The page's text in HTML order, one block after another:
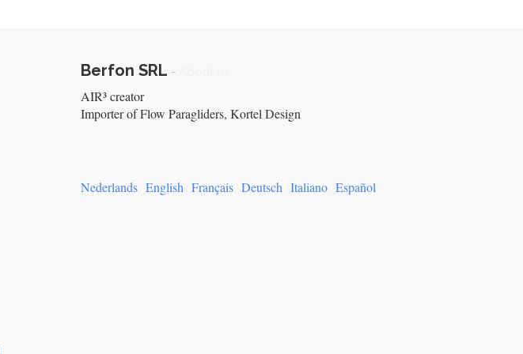
Berfon SRL -
AIR³ creator
Importer of Flow Paragliders, Kortel Design
Nederlands English Français Deutsch Italiano Español